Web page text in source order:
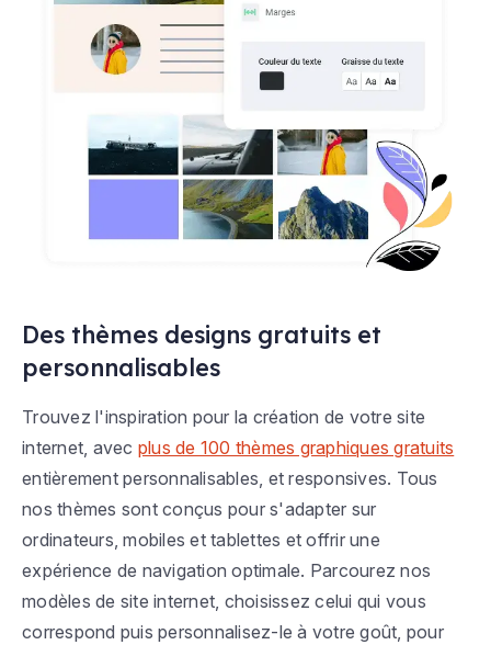
Des thèmes designs gratuits et
personnalisables
Trouvez l'inspiration pour la création de votre site
internet, avec plus de 100 thèmes graphiques gratuits
entièrement personnalisables, et responsives. Tous
nos thèmes sont conçus pour s'adapter sur
ordinateurs, mobiles et tablettes et offrir une
expérience de navigation optimale. Parcourez nos
modèles de site internet, choisissez celui qui vous
correspond puis personnalisez-le à votre goût, pour